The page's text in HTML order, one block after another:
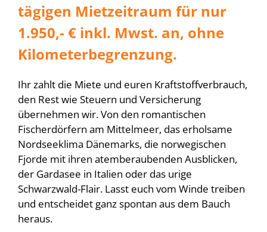
tägigen Mietzeitraum für nur
1.950,- € inkl. Mwst. an, ohne
Kilometerbegrenzung.
Ihr zahlt die Miete und euren Kraftstoffverbrauch,
den Rest wie Steuern und Versicherung
übernehmen wir. Von den romantischen
Fischerdörfern am Mittelmeer, das erholsame
Nordseeklima Dänemarks, die norwegischen
Fjorde mit ihren atemberaubenden Ausblicken,
der Gardasee in Italien oder das urige
Schwarzwald-Flair. Lasst euch vom Winde treiben
und entscheidet ganz spontan aus dem Bauch
heraus.